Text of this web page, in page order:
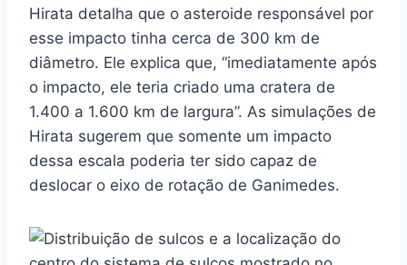
Hirata detalha que o asteroide responsável por
esse impacto tinha cerca de 300 km de
diâmetro. Ele explica que, “imediatamente após
o impacto, ele teria criado uma cratera de
1.400 a 1.600 km de largura”. As simulações de
Hirata sugerem que somente um impacto
dessa escala poderia ter sido capaz de
deslocar o eixo de rotação de Ganimedes.